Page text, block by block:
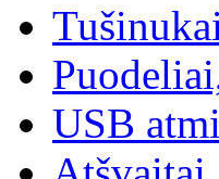
USB